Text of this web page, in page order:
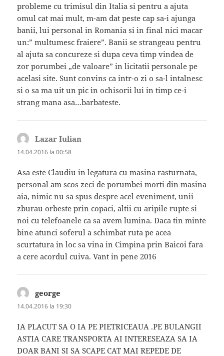
probleme cu trimisul din Italia si pentru a ajuta
omul cat mai mult, m-am dat peste cap sa-i ajunga
banii, lui personal in Romania si in final nici macar
un:” multumesc fraiere”. Banii se strangeau pentru
al ajuta sa concureze si dupa ceva timp vindea de
zor porumbei „de valoare” in licitatii personale pe
acelasi site. Sunt convins ca intr-o zi o sa-l intalnesc
si o sa ma uit un pic in ochisorii lui in timp ce-i
strang mana asa…barbateste.
Lazar Iulian
14.04.2016 la 00:58
Asa este Claudiu in legatura cu masina rasturnata,
personal am scos zeci de porumbei morti din masina
aia, nimic nu sa spus despre acel eveniment, unii
zburau orbeste prin copaci, altii cu aripile rupte si
noi cu telefoanele ca sa avem lumina. Daca tin minte
bine atunci soferul a schimbat ruta pe acea
scurtatura in loc sa vina in Cimpina prin Baicoi fara
a cere acordul cuiva. Vant in pene 2016
george
14.04.2016 la 19:30
IA PLACUT SA O IA PE PIETRICEAUA .PE BULANGII
ASTIA CARE TRANSPORTA AI INTERESEAZA SA IA
DOAR BANI SI SA SCAPE CAT MAI REPEDE DE